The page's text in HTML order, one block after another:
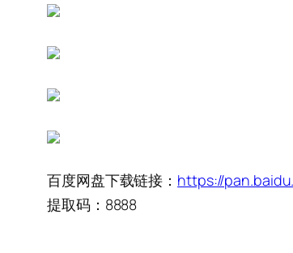
百度网盘下载链接： https://
提取码：8888